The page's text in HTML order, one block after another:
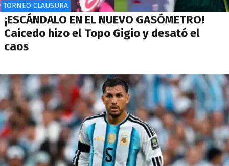
TORNEO CLAUSURA
¡ESCÁNDALO EN EL NUEVO GASÓMETRO!
Caicedo hizo el Topo Gigio y desató el
caos